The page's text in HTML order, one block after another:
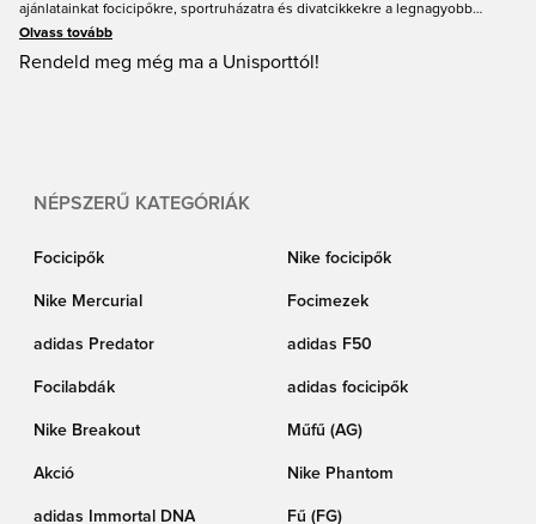
ajánlatainkat focicipőkre, sportruházatra és divatcikkekre a legnagyobb
márkáktól. A Unisport népszerű termékeket kínál férfiaknak, nőknek és
gyerekeknek egyaránt. Szóval ne habozz, csapj le egy jó vételre a
Olvass tovább
Rendeld meg még ma a Unisporttól!
NÉPSZERŰ KATEGÓRIÁK
Focicipők Nike focicipők
Nike Mercurial Focimezek
adidas Predator adidas F50
Focilabdák adidas focicipők
Nike Breakout Műfű (AG)
Akció Nike Phantom
adidas Immortal DNA Fű (FG)